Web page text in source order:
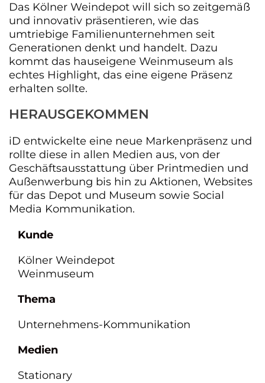
Das Kölner Weindepot will sich so zeitgemäß
und innovativ präsentieren, wie das
umtriebige Familienunternehmen seit
Generationen denkt und handelt. Dazu
kommt das hauseigene Weinmuseum als
echtes Highlight, das eine eigene Präsenz
erhalten sollte.
HERAUSGEKOMMEN
iD entwickelte eine neue Markenpräsenz und
rollte diese in allen Medien aus, von der
Geschäftsausstattung über Printmedien und
Außenwerbung bis hin zu Aktionen, Websites
für das Depot und Museum sowie Social
Media Kommunikation.
Kunde
Kölner Weindepot
Weinmuseum
Thema
Unternehmens-Kommunikation
Medien
Stationary